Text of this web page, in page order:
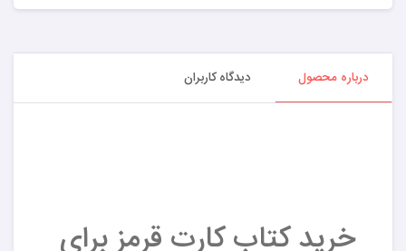
درباره محصول دیدگاه کاربران
خرید کتاب کارت قرمز برای